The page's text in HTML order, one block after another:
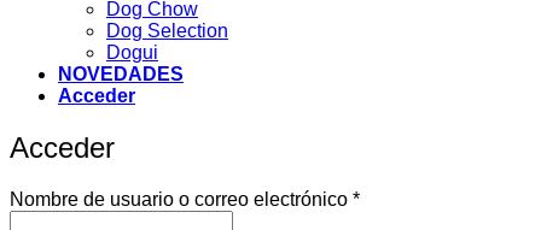
Dog Chow
Dog Selection
Dogui
NOVEDADES
Acceder
Acceder
Nombre de usuario o correo electrónico *Obligatorio